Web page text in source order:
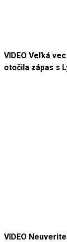
VIDEO Veľká
otočila zápas s
VIDEO